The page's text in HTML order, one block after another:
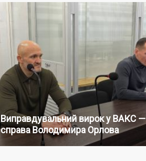
Виправдувальний вирок у ВАКС —
справа Володимира Орлова